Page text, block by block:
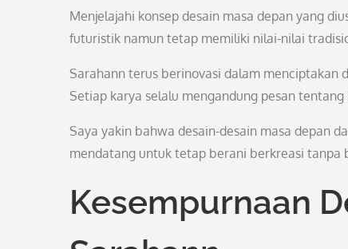
Menjelajahi konsep desain masa depan yang
futuristik namun tetap memiliki nilai-nilai
Sarahann terus berinovasi dalam menciptakan
Setiap karya selalu mengandung pesan
Saya yakin bahwa desain-desain masa depan
mendatang untuk tetap berani berkreasi tanpa
Kesempurnaan